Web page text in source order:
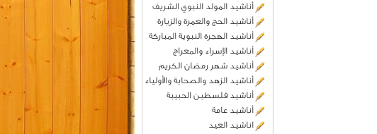
أناشيد المولد النبوي الشريف
أناشيد الحج والعمرة والزيارة
أناشيد الهجرة النبوية المباركة
أناشيد الإسراء والمعراج
أناشيد شهر رمضان الكريم
أناشيد الزهد والصحابة والأولياء
أناشيد فلسطين الحبيبة
أناشيد عامة
اناشيد العيد